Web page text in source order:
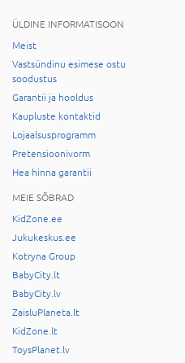
ÜLDINE INFORMATISOON
Meist
Vastsündinu esimese ostu
soodustus
Garantii ja hooldus
Kaupluste kontaktid
Lojaalsusprogramm
Pretensioonivorm
Hea hinna garantii
MEIE SÕBRAD
KidZone.ee
Jukukeskus.ee
Kotryna Group
BabyCity.lt
BabyCity.lv
ZaisluPlaneta.lt
KidZone.lt
ToysPlanet.lv